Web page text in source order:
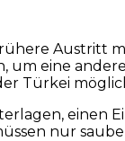
Austritt
eine
Türkei
einen
nur